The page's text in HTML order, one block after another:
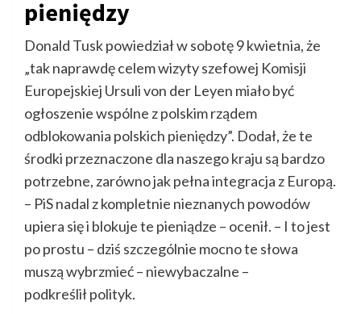
pieniędzy
Donald Tusk powiedział w sobotę 9 kwietnia, że
„tak naprawdę celem wizyty szefowej Komisji
Europejskiej Ursuli von der Leyen miało być
ogłoszenie wspólne z polskim rządem
odblokowania polskich pieniędzy”. Dodał, że te
środki przeznaczone dla naszego kraju są bardzo
potrzebne, zarówno jak pełna integracja z Europą.
– PiS nadal z kompletnie nieznanych powodów
upiera się i blokuje te pieniądze – ocenił. – I to jest
po prostu – dziś szczególnie mocno te słowa
muszą wybrzmieć – niewybaczalne –
podkreślił polityk.